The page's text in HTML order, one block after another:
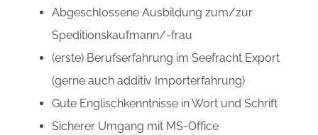
Abgeschlossene Ausbildung zum/zur
Speditionskaufmann/-frau
(erste) Berufserfahrung im Seefracht Export
(gerne auch additiv Importerfahrung)
Gute Englischkenntnisse in Wort und Schrift
Sicherer Umgang mit MS-Office